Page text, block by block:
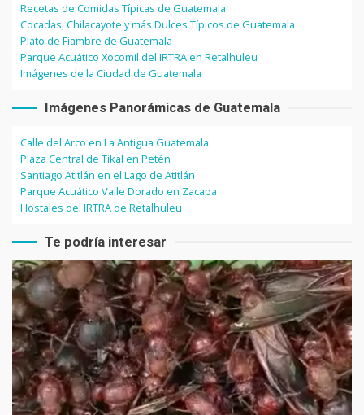
Recetas de Comidas Típicas de Guatemala
Cocadas, Chilacayote y más Dulces Típicos de Guatemala
Plato de Fiambre de Guatemala
Parque Acuático Xocomil del IRTRA en Retalhuleu
Imágenes de la Ciudad de Guatemala
Imágenes Panorámicas de Guatemala
Calle del Arco en La Antigua Guatemala
Plaza Central de Tikal en Petén
Santiago Atitlán en el Lago de Atitlán
Parque Acuático Valle Dorado en Zacapa
Hostales del IRTRA de Retalhuleu
Te podría interesar